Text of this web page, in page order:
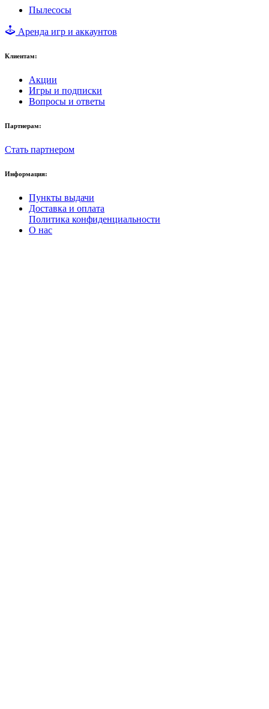
Пылесосы
Аренда игр и аккаунтов
Клиентам:
Акции
Игры и подписки
Вопросы и ответы
Партнерам:
Стать партнером
Информация:
Пункты выдачи
Доставка и оплата
Политика конфиденциальности
О нас